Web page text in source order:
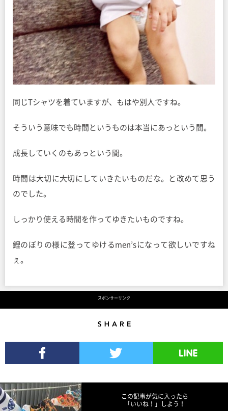
同じTシャツを着ていますが、もはや別人ですね。
そういう意味でも時間というものは本当にあっという間。
成長していくのもあっという間。
時間は大切に大切にしていきたいものだな。と改めて思う
のでした。
しっかり使える時間を作ってゆきたいものですね。
鯉のぼりの様に登ってゆけるmen’sになって欲しいですね
ぇ。
スポンサーリンク
この記事が気に入ったら
「いいね！」しよう！